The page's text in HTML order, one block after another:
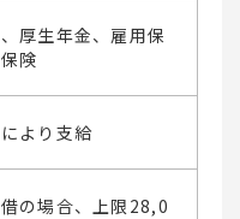
厚生年金、雇用保
険
より支給
の場合、上限28,0